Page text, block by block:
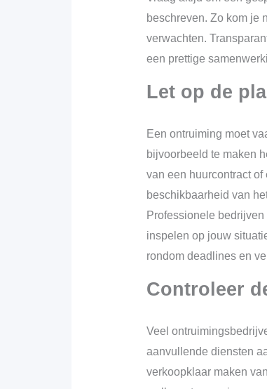
beschreven. Zo kom je
verwachten.
een prettige
Let op de
Een ontruiming moet
bijvoorbeeld te maken
van een huurcontract
beschikbaarheid van
Professionele
inspelen op jouw
rondom deadlines en
Controleer
Veel
aanvullende diensten
verkoopklaar maken